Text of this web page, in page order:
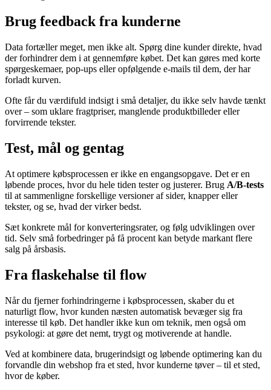
Brug feedback fra kunderne
Data fortæller meget, men ikke alt. Spørg dine kunder direkte, hvad
der forhindrer dem i at gennemføre købet. Det kan gøres med korte
spørgeskemaer, pop-ups eller opfølgende e-mails til dem, der har
forladt kurven.
Ofte får du værdifuld indsigt i små detaljer, du ikke selv havde tænkt
over – som uklare fragtpriser, manglende produktbilleder eller
forvirrende tekster.
Test, mål og gentag
At optimere købsprocessen er ikke en engangsopgave. Det er en
løbende proces, hvor du hele tiden tester og justerer. Brug A/B-tests
til at sammenligne forskellige versioner af sider, knapper eller
tekster, og se, hvad der virker bedst.
Sæt konkrete mål for konverteringsrater, og følg udviklingen over
tid. Selv små forbedringer på få procent kan betyde markant flere
salg på årsbasis.
Fra flaskehalse til flow
Når du fjerner forhindringerne i købsprocessen, skaber du et
naturligt flow, hvor kunden næsten automatisk bevæger sig fra
interesse til køb. Det handler ikke kun om teknik, men også om
psykologi: at gøre det nemt, trygt og motiverende at handle.
Ved at kombinere data, brugerindsigt og løbende optimering kan du
forvandle din webshop fra et sted, hvor kunderne tøver – til et sted,
hvor de køber.